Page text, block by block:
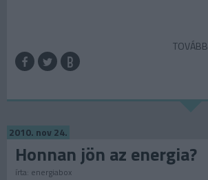
TOVÁBB
2010. nov 24.
Honnan jön az energia?
írta: energiabox